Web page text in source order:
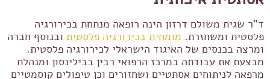
ד"ר שגית משולם דרזון הינה רופאה מנתחת בכירורגיה
פלסטית ומשחזרת. מומחית בכירורגיה פלסטית ובנוסף חברה
ומרצה בכנסים של האיגוד הישראלי לכירורגיה פלסטית.
מבצעת את עבודתה במרכז הרפואי רבין בבילינסון ומנהלת
מרפאה לניתוחים אסתטיים ושחזורים וכן טיפולים קוסמטיים